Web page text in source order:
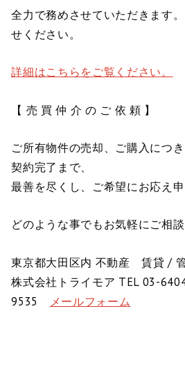
全力で務めさせていただきます
せください。
詳細はこちらをご覧ください。
【 売 買 仲 介 の ご 依 頼 】
ご所有物件の売却、ご購入につ
契約完了まで、
最善を尽くし、ご希望にお応え申
どのような事でもお気軽にご相談
東京都大田区内 不動産 賃貸 /
株式会社トライモア TEL 03-
9535
メールフォーム